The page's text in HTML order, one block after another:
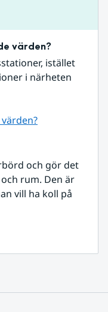
värden?
istället
i närheten
och gör det
rum. Den är
vill ha koll på